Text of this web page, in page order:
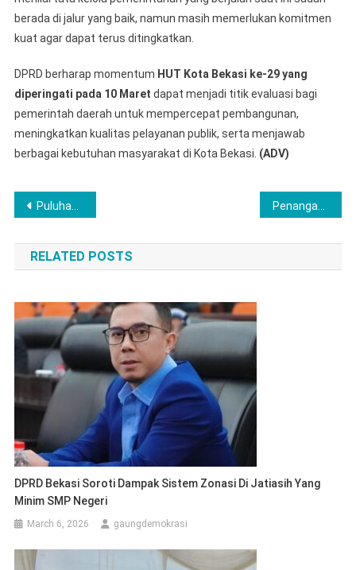
berada di jalur yang baik, namun masih memerlukan komitmen
kuat agar dapat terus ditingkatkan.
DPRD berharap momentum HUT Kota Bekasi ke-29 yang
diperingati pada 10 Maret dapat menjadi titik evaluasi bagi
pemerintah daerah untuk mempercepat pembangunan,
meningkatkan kualitas pelayanan publik, serta menjawab
berbagai kebutuhan masyarakat di Kota Bekasi. (ADV)
Post
navigation
Puluhan Anggota DPRD Bekasi Turun ke Dapil Jalani Agenda Reses
RELATED POSTS
DPRD Bekasi Soroti Dampak Sistem Zonasi Di Jatiasih Yang
Minim SMP Negeri
March 6, 2026 gaungdemokrasi